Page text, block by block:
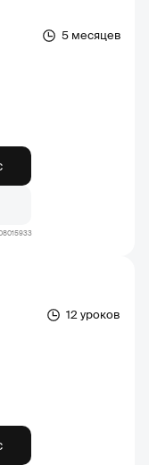
5 месяцев
12 уроков